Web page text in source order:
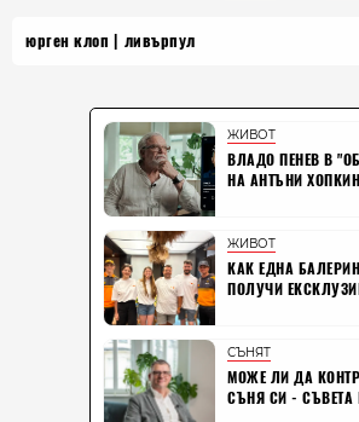
юрген клоп ливърпул